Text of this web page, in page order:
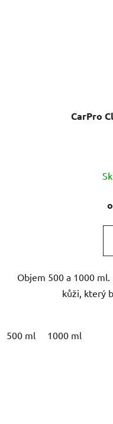
CarPro
Objem 500 a 1000 ml.
kůži, který
500 ml 1000 ml